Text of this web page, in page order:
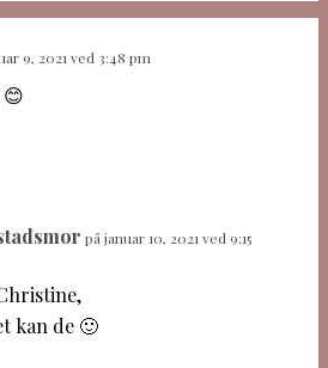
9, 2021 ved 3:48 pm
på januar 10, 2021 ved 9:15
kan de 🙂